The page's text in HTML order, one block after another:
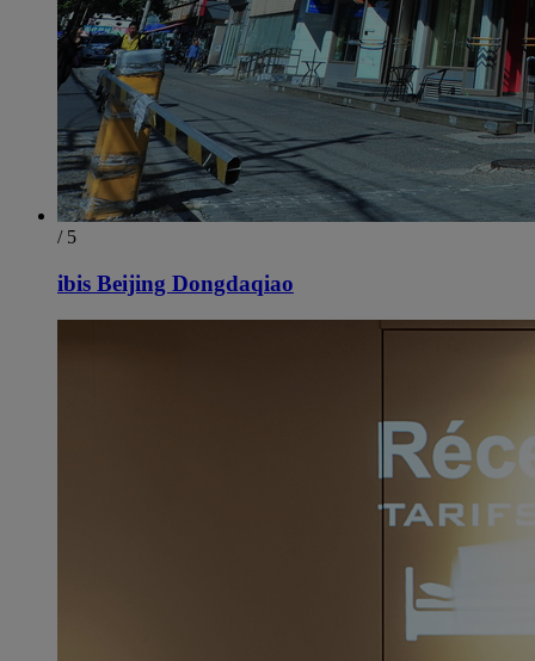
/ 5
ibis Beijing Dongdaqiao